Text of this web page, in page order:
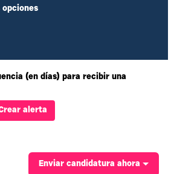
(en días) para recibir una
alerta
Enviar candidatura ahora